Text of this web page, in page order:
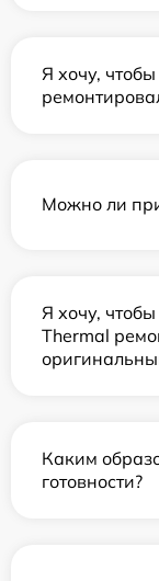
Я хочу,
Можно ли
Я хочу,
Thermal
Каким
готовности?